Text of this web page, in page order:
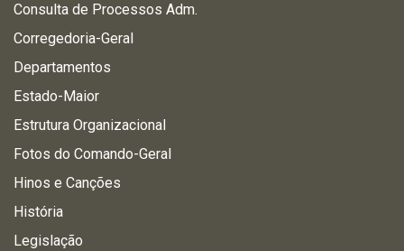
Consulta de Processos Adm.
Corregedoria-Geral
Departamentos
Estado-Maior
Estrutura Organizacional
Fotos do Comando-Geral
Hinos e Canções
História
Legislação